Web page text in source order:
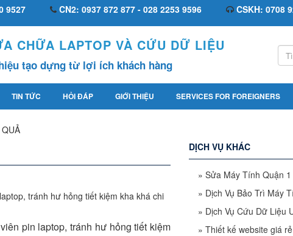
9527 CN2: 0937 872 877 - 028 2253 9596 CSKH: 0708
CHỮA LAPTOP VÀ CỨU DỮ LIỆU
tạo dựng từ lợi ích khách hàng
TIN TỨC HỎI ĐÁP GIỚI THIỆU SERVICES FOR FOREIGNERS
tránh hư hỏng tiết kiệm kha khá chi
pin laptop, tránh hư hỏng tiết kiệm
DỊCH VỤ KHÁC
» Sửa Máy Tính Quận
» Dịch Vụ Bảo Trì Máy
» Dịch Vụ Cứu Dữ Liệu
» Thiết kế website giá